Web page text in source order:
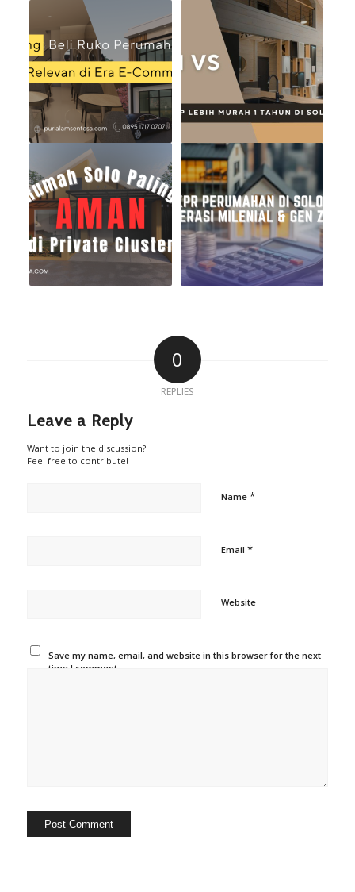
0
REPLIES
Leave a Reply
Want to join the discussion?
Feel free to contribute!
Name *
Email *
Website
Save my name, email, and website in this browser for the next
time I comment.